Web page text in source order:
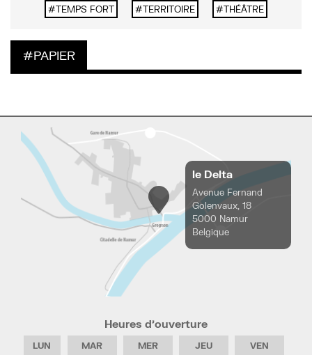
TEMPS FORT TERRITOIRE THÉÂTRE
PAPIER
le Delta
Avenue Fernand
Golenvaux, 18
5000 Namur
Belgique
Heures d’ouverture
LUN
MAR
MER
JEU
VEN